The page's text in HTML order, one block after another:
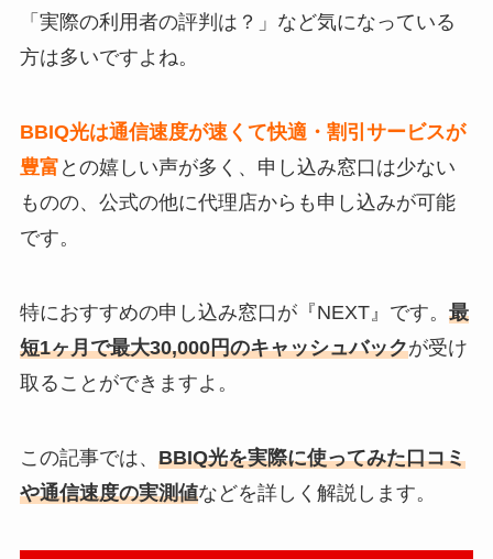
「実際の利用者の評判は？」など気になっている
方は多いですよね。
BBIQ光は通信速度が速くて快適・割引サービスが
豊富 との嬉しい声が多く、申し込み窓口は少ない
ものの、公式の他に代理店からも申し込みが可能
です。
特におすすめの申し込み窓口が『NEXT』です。 最
短1ヶ月で最大30,000円のキャッシュバックが受け
取ることができますよ。
この記事では、 BBIQ光を実際に使ってみた口コミ
や通信速度の実測値などを詳しく解説します。